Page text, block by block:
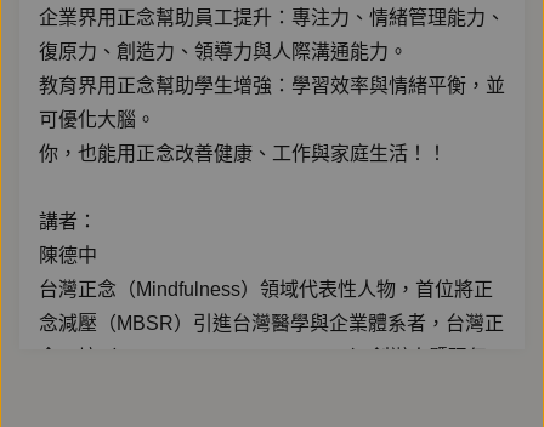
企業界用正念幫助員工提升：專注力、情緒管理能力、
復原力、創造力、領導力與人際溝通能力。
教育界用正念幫助學生增強：學習效率與情緒平衡，並
可優化大腦。
你，也能用正念改善健康、工作與家庭生活！！
講者：
陳德中
台灣正念（Mindfulness）領域代表性人物，首位將正
念減壓（MBSR）引進台灣醫學與企業體系者，台灣正